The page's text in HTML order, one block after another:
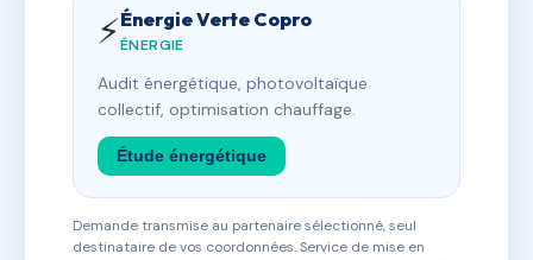
⚡Énergie Verte Copro
ÉNERGIE
Audit énergétique, photovoltaïque
collectif, optimisation chauffage.
Étude énergétique
Demande transmise au partenaire sélectionné, seul
destinataire de vos coordonnées. Service de mise en